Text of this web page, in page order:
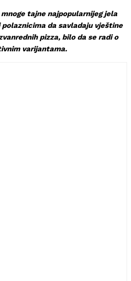
tajne najpopularnijeg jela
da savladaju vještine
pizza, bilo da se radi o
varijantama.